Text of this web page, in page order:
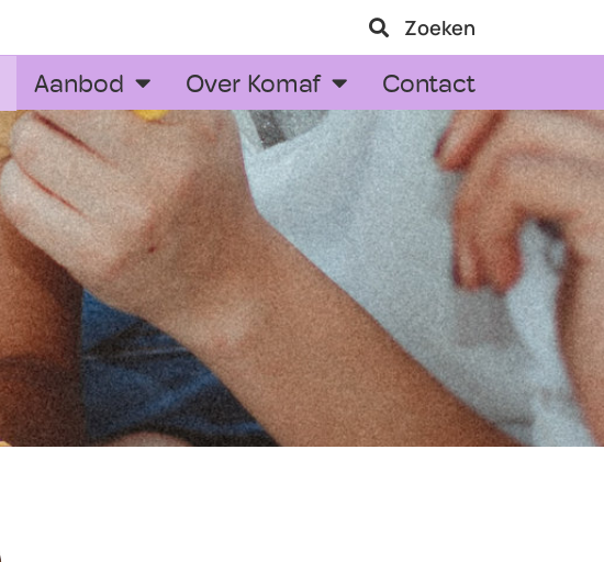
Zoeken
Aanbod Over Komaf Contact